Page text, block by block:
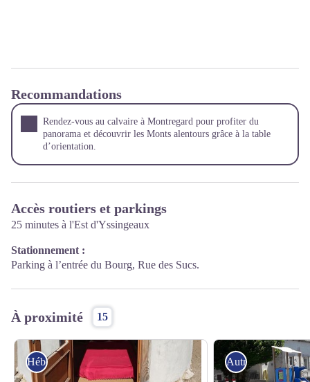
Recommandations
Rendez-vous au calvaire à Montregard pour profiter du
panorama et découvrir les Monts alentours grâce à la table
d’orientation.
Accès routiers et parkings
25 minutes à l'Est d'Yssingeaux
Stationnement :
Parking à l’entrée du Bourg, Rue des Sucs.
À proximité 15
Hébergement Autres sites